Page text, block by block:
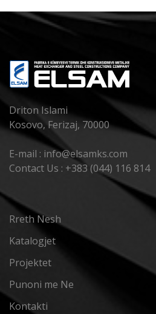
Driton Islami
Kosovo, Ferizaj, 70000
E-mail : info@elsamks.com
Contact Us : +383 (044) 116 814
Rreth Nesh
Katalogjet
Projektet
Punoni me Ne
Kontakti